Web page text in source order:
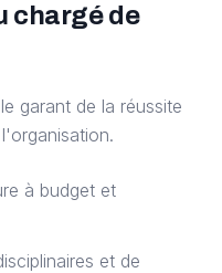
chargé de
garant de la réussite
à budget et
et de